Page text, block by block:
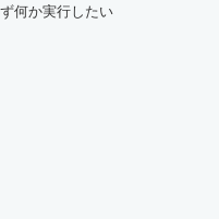
何か実行したい